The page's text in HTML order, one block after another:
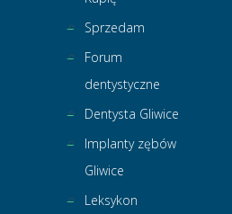
Sprzedam
Forum
dentystyczne
Dentysta Gliwice
Implanty zębów
Gliwice
Leksykon